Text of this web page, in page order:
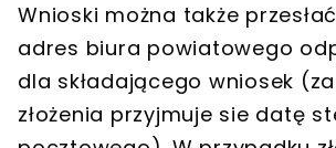
Wnioski można także
adres biura powiatowego
dla składającego wniosek
złożenia przyjmuje sie datę